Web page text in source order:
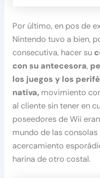
Por último, en pos de
Nintendo tuvo a bien,
consecutiva, hacer su
con su antecesora,
los juegos y los
nativa, movimiento
al cliente sin tener en
poseedores de Wii
mundo de las
acercamiento
harina de otro costal.